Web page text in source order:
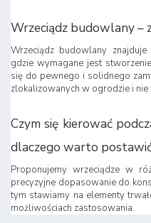
Wrzeciądz budowlany –
Wrzeciądz budowlany
gdzie wymagane jest
się do pewnego i solidnego
zlokalizowanych w ogrodzie i nie
Czym się kierować
dlaczego warto
Proponujemy wrzeciądze w
precyzyjne dopasowanie do
tym stawiamy na elementy
możliwościach zastosowania.